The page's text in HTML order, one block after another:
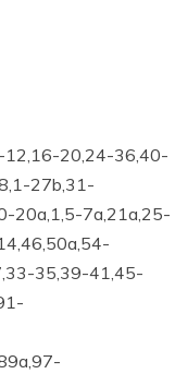
12,16-20,24-36,40-
27b,31-
20a,1,5-7a,21a,25-
35,39-41,45-